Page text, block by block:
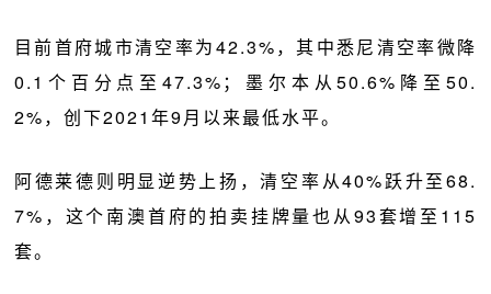
目前首府城市清空率为42.3%，其中悉尼清空率微降
0.1个百分点至47.3%；墨尔本从50.6%降至50.
2%，创下2021年9月以来最低水平。
阿德莱德则明显逆势上扬，清空率从40%跃升至68.
7%，这个南澳首府的拍卖挂牌量也从93套增至115
套。